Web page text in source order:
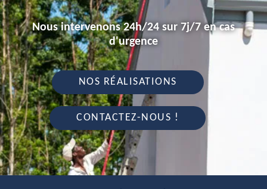
Nous intervenons 24h/24 sur 7j/7 en cas
d'urgence
NOS RÉALISATIONS
CONTACTEZ-NOUS !